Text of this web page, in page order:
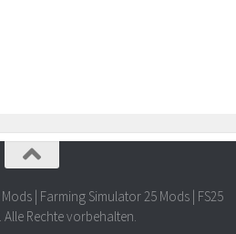
| Farming Simulator 25 Mods | FS25
Rechte vorbehalten.